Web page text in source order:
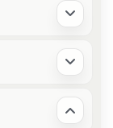
Déplier
Déplier
Déplier